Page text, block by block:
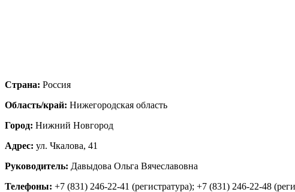
Страна: Россия
Область/край: Нижегородская область
Город: Нижний Новгород
Адрес: ул. Чкалова, 41
Руководитель: Давыдова Ольга Вячеславовна
Телефоны: +7 (831) 246-22-41 (регистратура); +7 (831) 246-22-48